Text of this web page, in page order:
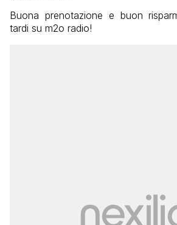
Buona prenotazione e buon
tardi su m2o radio!